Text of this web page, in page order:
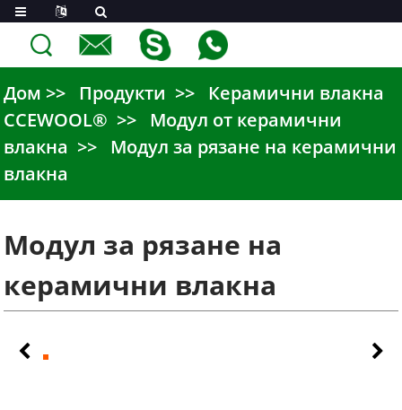
Дом Продукти
Керамични влакна
CCEWOOL®
Модул от керамични
влакна
Модул за рязане на керамични
влакна
Модул за рязане на
керамични влакна